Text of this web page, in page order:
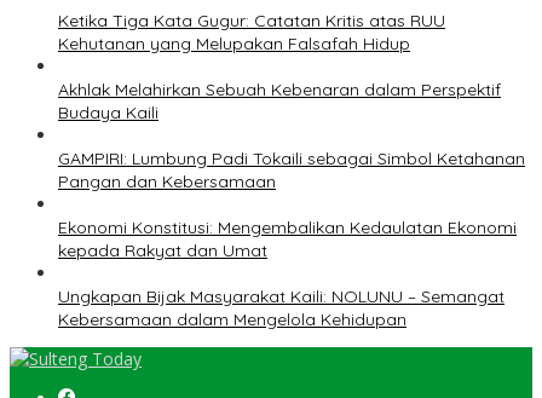
Ketika Tiga Kata Gugur: Catatan Kritis atas RUU
Kehutanan yang Melupakan Falsafah Hidup
Akhlak Melahirkan Sebuah Kebenaran dalam Perspektif
Budaya Kaili
GAMPIRI: Lumbung Padi Tokaili sebagai Simbol Ketahanan
Pangan dan Kebersamaan
Ekonomi Konstitusi: Mengembalikan Kedaulatan Ekonomi
kepada Rakyat dan Umat
Ungkapan Bijak Masyarakat Kaili: NOLUNU – Semangat
Kebersamaan dalam Mengelola Kehidupan